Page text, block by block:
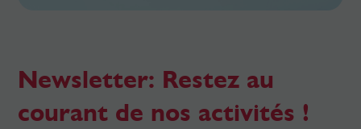
Newsletter: Restez au
courant de nos activités !